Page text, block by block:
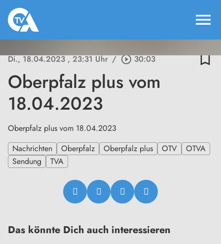
menu
Di., 18.04.2023, 23:31 Uhr / play_circle_outline30:03 bookmark_border
Oberpfalz plus vom
18.04.2023
Oberpfalz plus vom 18.04.2023
Nachrichten
Oberpfalz Oberpfalz plus OTV
OTVA
Sendung
TVA
Das könnte Dich auch interessieren